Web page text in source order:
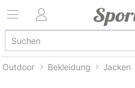
Outdoor Bekleidung Jacken